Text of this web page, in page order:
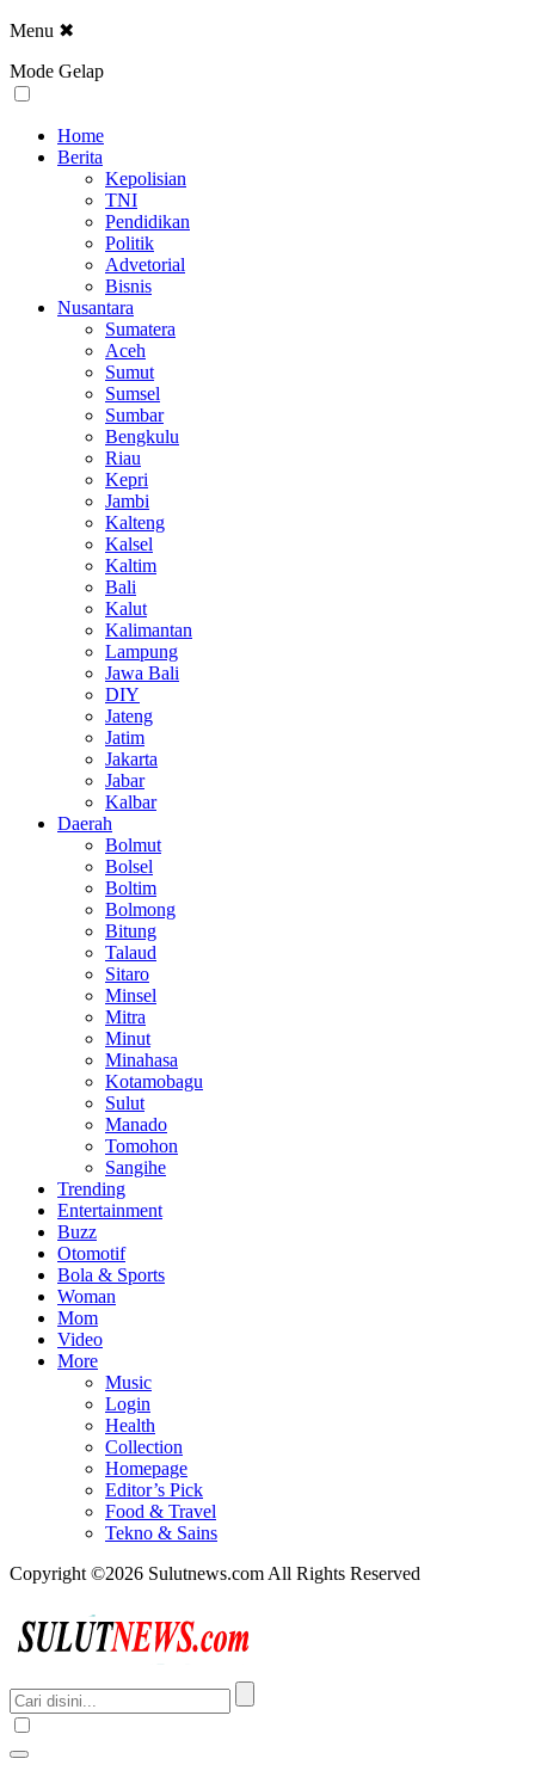
Menu ✖
Mode Gelap
Home
Berita
Kepolisian
TNI
Pendidikan
Politik
Advetorial
Bisnis
Nusantara
Sumatera
Aceh
Sumut
Sumsel
Sumbar
Bengkulu
Riau
Kepri
Jambi
Kalteng
Kalsel
Kaltim
Bali
Kalut
Kalimantan
Lampung
Jawa Bali
DIY
Jateng
Jatim
Jakarta
Jabar
Kalbar
Daerah
Bolmut
Bolsel
Boltim
Bolmong
Bitung
Talaud
Sitaro
Minsel
Mitra
Minut
Minahasa
Kotamobagu
Sulut
Manado
Tomohon
Sangihe
Trending
Entertainment
Buzz
Otomotif
Bola & Sports
Woman
Mom
Video
More
Music
Login
Health
Collection
Homepage
Editor’s Pick
Food & Travel
Tekno & Sains
Copyright ©2026 Sulutnews.com All Rights Reserved